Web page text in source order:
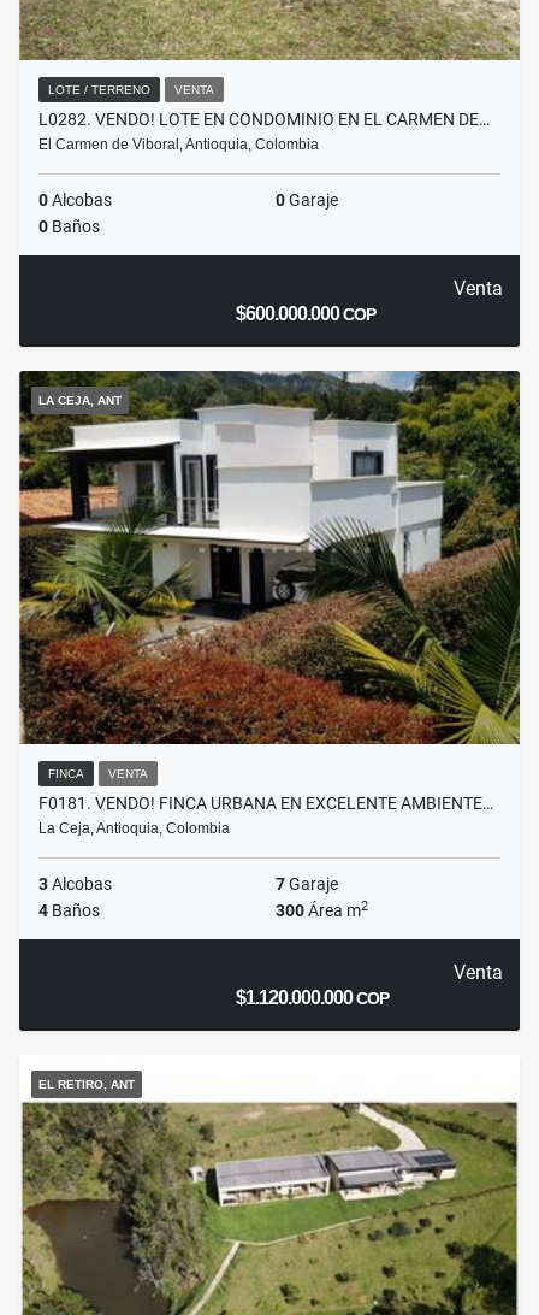
LOTE / TERRENO VENTA
L0282. VENDO! LOTE EN CONDOMINIO EN EL CARMEN DE…
El Carmen de Viboral, Antioquia, Colombia
0Alcobas 0Garaje
0 Baños
Venta
$600.000.000COP
LA CEJA, ANT
FINCA VENTA
F0181. VENDO! FINCA URBANA EN EXCELENTE AMBIENTE…
La Ceja, Antioquia, Colombia
3Alcobas 7Garaje
4 Baños 300Área m2
Venta
$1.120.000.000COP
EL RETIRO, ANT